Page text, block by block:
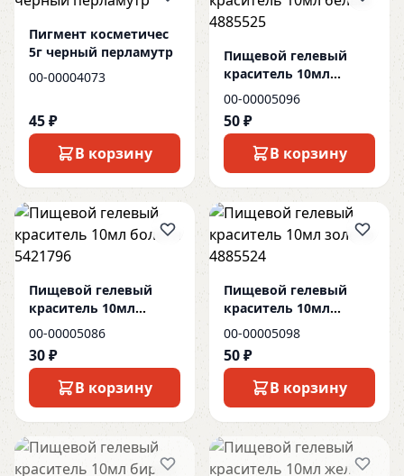
Пигмент косметичес
5г черный перламутр
00-00004073
45 ₽
В корзину
Пищевой гелевый
краситель 10мл
белый 4885525
00-00005096
50 ₽
В корзину
Пищевой гелевый
краситель 10мл
болотн 5421796
00-00005086
30 ₽
В корзину
Пищевой гелевый
краситель 10мл
золото 4885524
00-00005098
50 ₽
В корзину